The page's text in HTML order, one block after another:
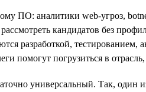
ПО: аналитики web-угроз,
кандидатов без
разработкой,
помогут погрузиться в
универсальный. Так, один